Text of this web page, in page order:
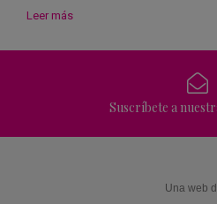
Leer más
Suscríbete a
Una web